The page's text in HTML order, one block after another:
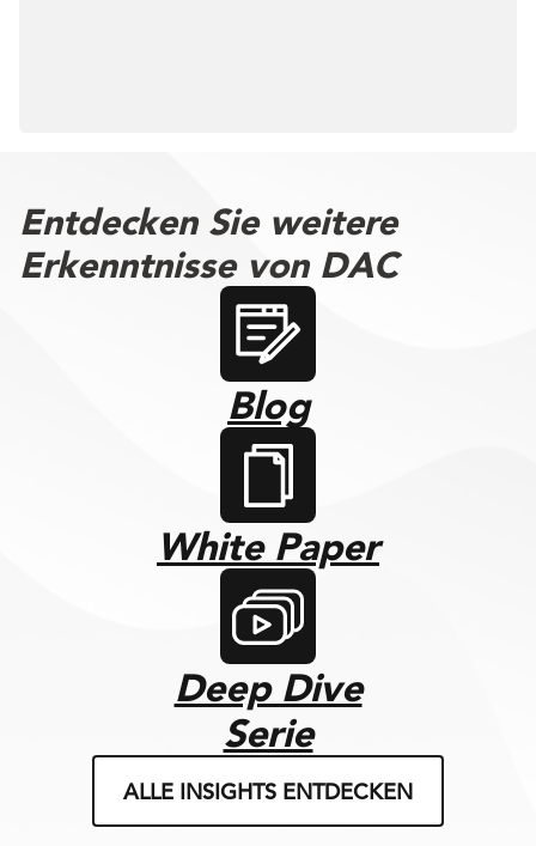
Entdecken Sie weitere
Erkenntnisse von DAC
Blog
White Paper
Deep Dive
Serie
ALLE INSIGHTS ENTDECKEN